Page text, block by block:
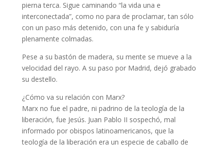
pierna terca. Sigue caminando “la vida una e
interconectada”, como no para de proclamar, tan sólo
con un paso más detenido, con una fe y sabiduría
plenamente colmadas.
Pese a su bastón de madera, su mente se mueve a la
velocidad del rayo. A su paso por Madrid, dejó grabado
su destello.
¿Cómo va su relación con Marx?
Marx no fue el padre, ni padrino de la teología de la
liberación, fue Jesús. Juan Pablo II sospechó, mal
informado por obispos latinoamericanos, que la
teología de la liberación era un especie de caballo de